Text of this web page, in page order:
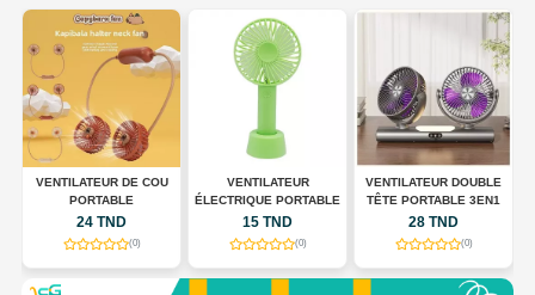
VENTILATEUR DE COU
PORTABLE
24 TND
(0)
VENTILATEUR
ÉLECTRIQUE PORTABLE
15 TND
(0)
VENTILATEUR DOUBLE
TÊTE PORTABLE 3EN1
28 TND
(0)